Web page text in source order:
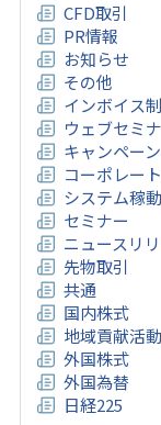
CFD取引
PR情報
お知らせ
その他
インボイス
ウェブセミ
キャンペーン
コーポレー
システム稼
セミナー
ニュースリ
先物取引
共通
国内株式
地域貢献活動
外国株式
外国為替
日経225